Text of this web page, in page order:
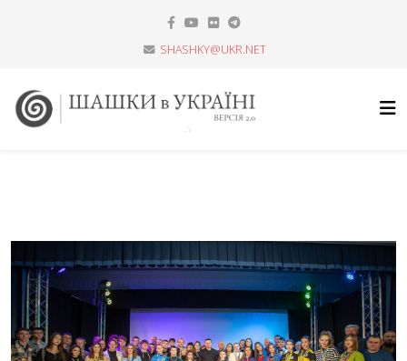
SHASHKY@UKR.NET